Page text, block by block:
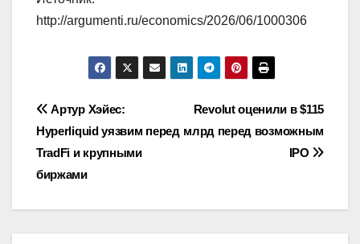
http://argumenti.ru/economics/2026/06/1000306
Навигация
по
записям
Revolut оценили в $115
млрд перед возможным
IPO
Артур Хэйес:
Hyperliquid уязвим перед
TradFi и крупными
биржами